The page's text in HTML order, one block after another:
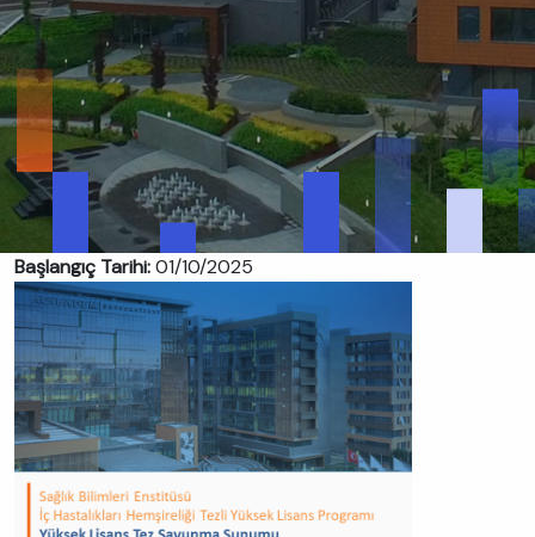
Başlangıç Tarihi:01/10/2025